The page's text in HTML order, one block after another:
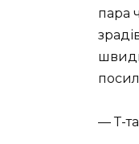
пара
— Т-